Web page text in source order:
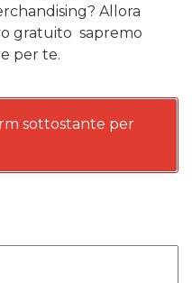
Allora
gratuito sapremo
per te.
sottostante per